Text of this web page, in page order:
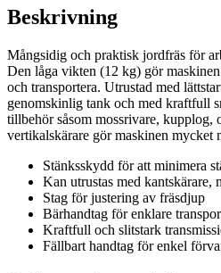
Beskrivning
Mångsidig och praktisk jordfräs för
Den låga vikten (12 kg) gör
och transportera. Utrustad med
genomskinlig tank och med kraftfull
tillbehör såsom mossrivare, kupplog,
vertikalskärare gör maskinen mycket
Stänksskydd för att minimera
Kan utrustas med kantskärare,
Stag för justering av fräsdjup
Bärhandtag för enklare
Kraftfull och slitstark
Fällbart handtag för enkel